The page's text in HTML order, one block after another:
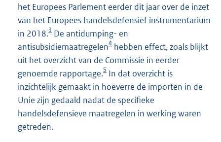
het Europees Parlement eerder dit jaar over de inzet
van het Europees handelsdefensief instrumentarium
in 2018.3 De antidumping- en
antisubsidiemaatregelen4 hebben effect, zoals blijkt
uit het overzicht van de Commissie in eerder
genoemde rapportage.5 In dat overzicht is
inzichtelijk gemaakt in hoeverre de importen in de
Unie zijn gedaald nadat de specifieke
handelsdefensieve maatregelen in werking waren
getreden.